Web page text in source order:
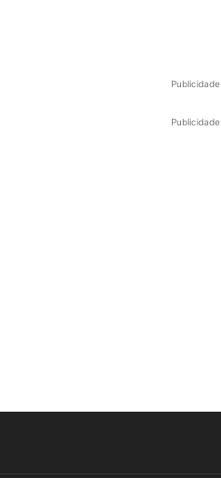
Publicidade
Publicidade